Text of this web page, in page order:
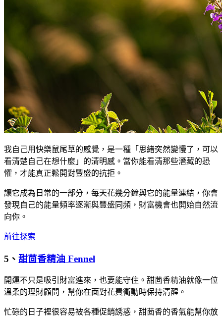
我自己用快樂鼠尾草的感覺，是一種「思緒突然變慢了，可以
看清楚自己在想什麼」的清明感。當你能看清那些潛藏的恐
懼，才能真正鬆開對豐盛的抗拒。
讓它成為日常的一部分，每天花幾分鐘與它的能量連結，你會
發現自己的能量頻率逐漸與豐盛同頻，財富機會也開始自然流
向你。
前往探索
5、 甜茴香精油 Fennel
開運不只是吸引財富進來，也要能守住。甜茴香精油就像一位
溫柔的理財顧問，幫你在面對花費衝動時保持清醒。
忙碌的日子裡很容易被各種促銷誘惑，甜茴香的香氣能幫你放